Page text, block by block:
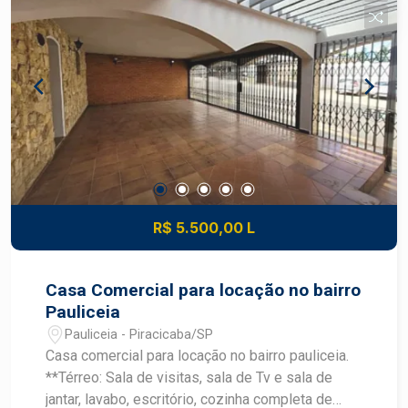
R$ 5.500,00 L
Casa Comercial para locação no bairro
Pauliceia
Pauliceia - Piracicaba/SP
Casa comercial para locação no bairro pauliceia.
**Térreo: Sala de visitas, sala de Tv e sala de
jantar, lavabo, escritório, cozinha completa de